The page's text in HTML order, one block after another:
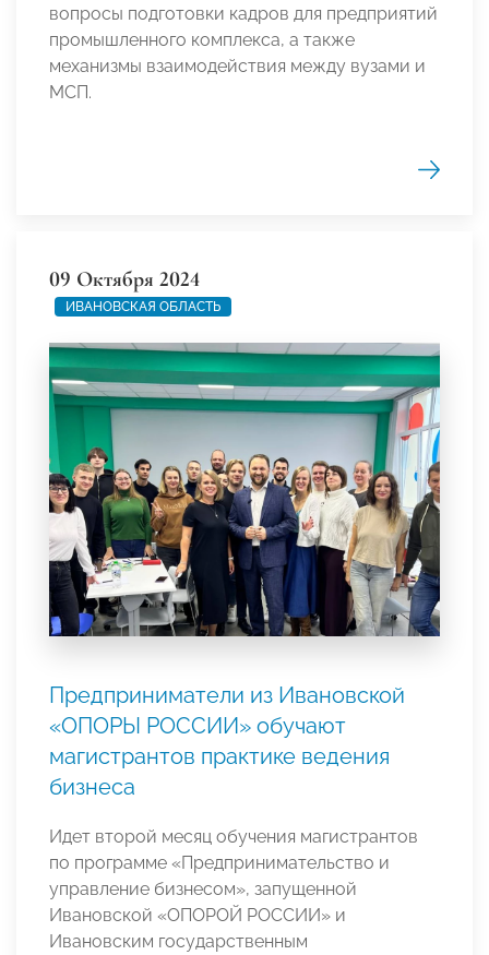
вопросы подготовки кадров для предприятий
промышленного комплекса, а также
механизмы взаимодействия между вузами и
МСП.
09 Октября 2024
ИВАНОВСКАЯ ОБЛАСТЬ
Предприниматели из Ивановской
«ОПОРЫ РОССИИ» обучают
магистрантов практике ведения
бизнеса
Идет второй месяц обучения магистрантов
по программе «Предпринимательство и
управление бизнесом», запущенной
Ивановской «ОПОРОЙ РОССИИ» и
Ивановским государственным